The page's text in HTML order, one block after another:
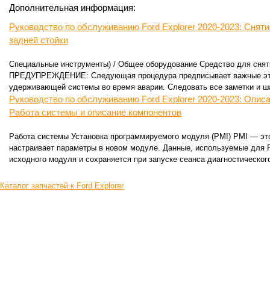
Дополнительная информация:
Руководство по обслуживанию Ford Explorer 2020-2023:
задней стойки
Специальные инструменты) / Общее оборудование Средство для
ПРЕДУПРЕЖДЕНИЕ: Следующая процедура предписывает важные
удерживающей системы во время аварии. Следовать все заметки и
Руководство по обслуживанию Ford Explorer 2020-2023:
Работа системы и описание компонентов
Работа системы Установка программируемого модуля (PMI) PMI —
настраивает параметры в новом модуле. Данные, используемые для
исходного модуля и сохраняется при запуске сеанса
Каталог запчастей к Ford Explorer